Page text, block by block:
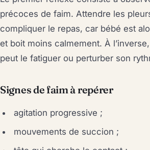
précoces de faim. Attendre les
compliquer le repas, car bébé est
et boit moins calmement. À
peut le fatiguer ou perturber son
Signes de faim à repérer
agitation progressive ;
mouvements de succion ;